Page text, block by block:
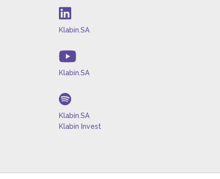
Klabin.SA
Klabin.SA
Klabin.SA
Klabin Invest